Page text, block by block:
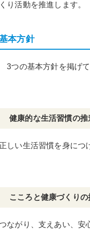
くり活動を推進します。
本方針
3つの基本方針を掲げて
健康的な生活習慣の
正しい生活習慣を身につ
こころと健康づくりの
ながり、支えあい、安